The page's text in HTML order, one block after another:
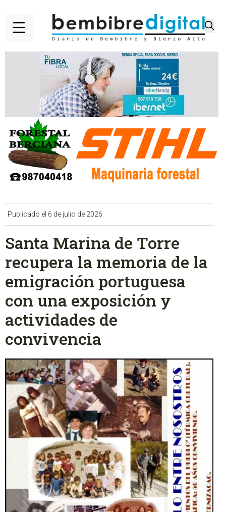
Publicado el 6 de julio de 2026
Santa Marina de Torre
recupera la memoria de la
emigración portuguesa
con una exposición y
actividades de
convivencia